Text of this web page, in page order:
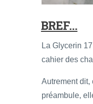
BREF…
La Glycerin
cahier des
Autrement dit,
préambule,